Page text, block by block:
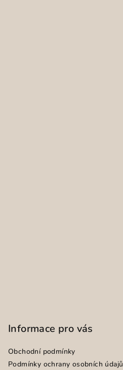
Informace pro vás
Obchodní podmínky
Podmínky ochrany osobních údajů